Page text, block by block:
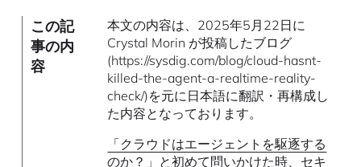
この記
事の内
容
本文の内容は、2025年5月22日に
Crystal Morin が投稿したブログ
(https://sysdig.com/blog/cloud-hasnt-
killed-the-agent-a-realtime-reality-
check/)を元に日本語に翻訳・再構成し
た内容となっております。
「クラウドはエージェントを駆逐する
のか？」と初めて問いかけた時、セキ